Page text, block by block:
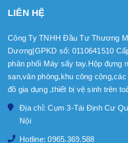
LIÊN HỆ
Công Ty TNHH Đầu Tư Thương
Dương|GPKD số: 0110641510
phân phối Máy sấy tay.Hộp đựng
sạn,văn phòng,khu công
đồ gia dụng ,thiết bị vệ sinh trên
Địa chỉ: Cụm 3-Tái Định Cư
Nội
Hotline: 0965.369.588